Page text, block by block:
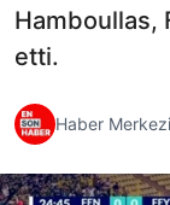
Hamboullas,
etti.
Haber Merkezi